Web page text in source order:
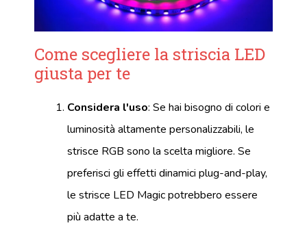
Come scegliere la striscia LED
giusta per te
Considera l'uso: Se hai bisogno di colori e
luminosità altamente personalizzabili, le
strisce RGB sono la scelta migliore. Se
preferisci gli effetti dinamici plug-and-play,
le strisce LED Magic potrebbero essere
più adatte a te.